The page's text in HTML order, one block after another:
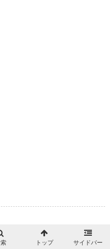
かを残して！
トップ サイドバー